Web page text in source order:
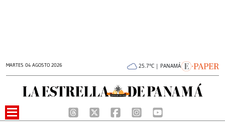
MARTES 04 AGOSTO 2026 25.7°C | PANAMÁ